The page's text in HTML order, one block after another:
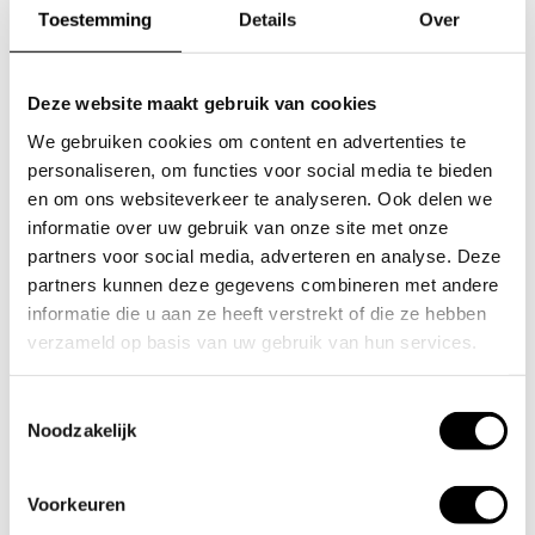
Toestemming Details Over
Deze website maakt gebruik van cookies
We gebruiken cookies om content en advertenties te
personaliseren, om functies voor social media te bieden
en om ons websiteverkeer te analyseren. Ook delen we
informatie over uw gebruik van onze site met onze
partners voor social media, adverteren en analyse. Deze
partners kunnen deze gegevens combineren met andere
informatie die u aan ze heeft verstrekt of die ze hebben
verzameld op basis van uw gebruik van hun services.
Noodzakelijk
Voorkeuren
aan de vooraf gestelde eisen en normen. Dit omvat het
controleren van de betrouwbaarheid, veiligheid en
meetinstrumenten,cleanroomsen
is om te zorgen dat alles correct werkt en voldoet aan de
vereiste regelgeving, zonder risico’s voor de kwaliteit van
het proces of de veiligheid van de betrokkenen.
Wanneer is validatie verplicht
of gewenst?
+
Validatie is verplicht in sectoren waar de veiligheid van
farmaceutische industrie, voedingsindustrie en
gezondheidszorg. Het is vereist om te voldoen aan wet- en
apparatuur en systemen. Ook bij audits of certificeringen wordt
validatie vaak gevraagd. Validatie is gewenst wanneer het
gebruik van validaties door
+